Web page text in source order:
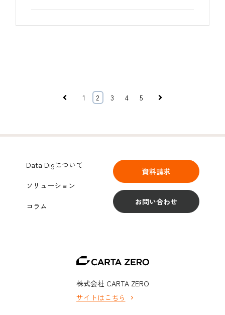
Prev 1 2 3 4 5 Next
Data Digについて
ソリューション
コラム
資料請求
お問い合わせ
株式会社 CARTA ZERO
サイトはこちら